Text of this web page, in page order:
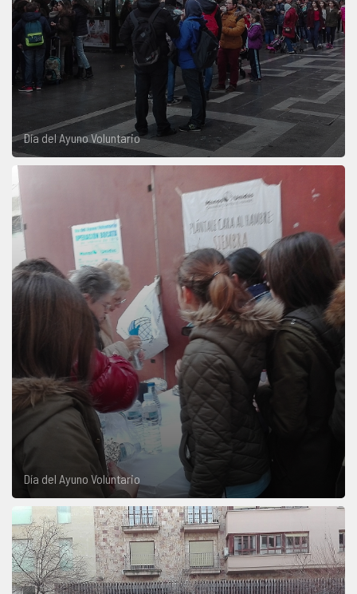
Día del Ayuno Voluntario
Día del Ayuno Voluntario